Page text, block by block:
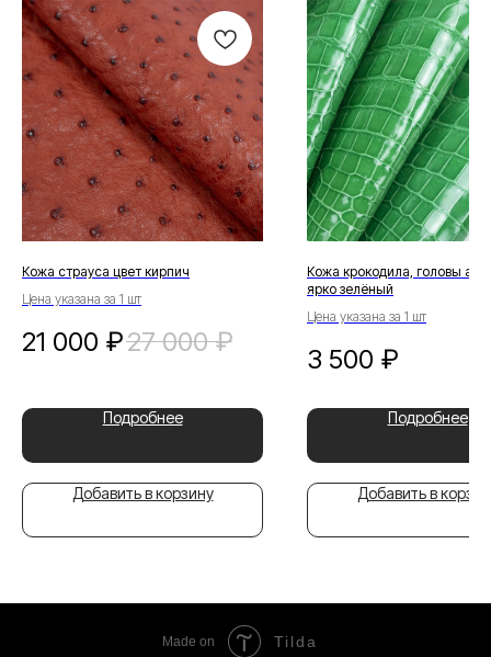
Кожа страуса цвет кирпич
Цена указана за 1 шт
21 000 ₽27 000 ₽
Подробнее
Добавить в корзину
Кожа крокодила, головы
ярко зелёный
Цена указана за 1 шт
3 500 ₽
Подробнее
Добавить в
Made on Tilda